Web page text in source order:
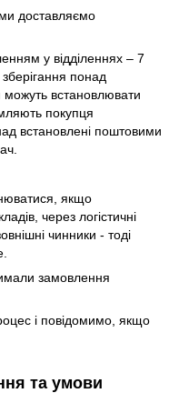
ми доставляємо
у відділеннях – 7
понад
можуть встановлювати
покупця
вcтановлені поштовими
якщо
через логістичні
чинники - тоді
замовлення
і повідомимо, якщо
та умови